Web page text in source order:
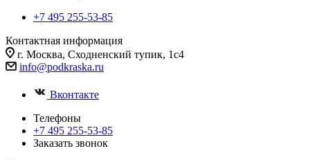
+7 495 255-53-85
Контактная информация
г. Москва, Сходненский тупик, 1с4
info@podkraska.ru
Вконтакте
Телефоны
+7 495 255-53-85
Заказать звонок